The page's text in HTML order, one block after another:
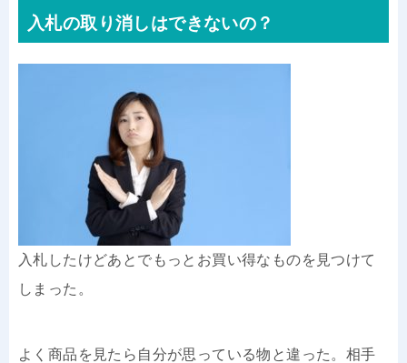
入札の取り消しはできないの？
入札したけどあとでもっとお買い得なものを見つけて
しまった。
よく商品を見たら自分が思っている物と違った。相手